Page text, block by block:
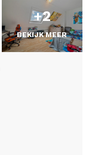
+2
BEKIJK MEER